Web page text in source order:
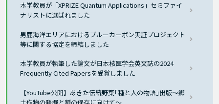
本学教員が「XPRIZE Quantum Applications」セミファイ
ナリストに選ばれました
男鹿海洋エリアにおけるブルーカーボン実証プロジェクト
等に関する協定を締結しました
本学教員が執筆した論文が日本核医学会英文誌の2024
Frequently Cited Papersを受賞しました
【YouTube公開】あきた伝統野菜｢種と人の物語｣出版～郷
土作物の発掘と種の保存に向けて～